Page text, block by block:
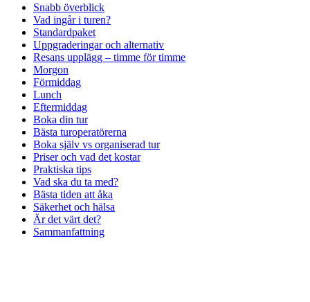
Snabb överblick
Vad ingår i turen?
Standardpaket
Uppgraderingar och alternativ
Resans upplägg – timme för timme
Morgon
Förmiddag
Lunch
Eftermiddag
Boka din tur
Bästa turoperatörerna
Boka själv vs organiserad tur
Priser och vad det kostar
Praktiska tips
Vad ska du ta med?
Bästa tiden att åka
Säkerhet och hälsa
Är det värt det?
Sammanfattning